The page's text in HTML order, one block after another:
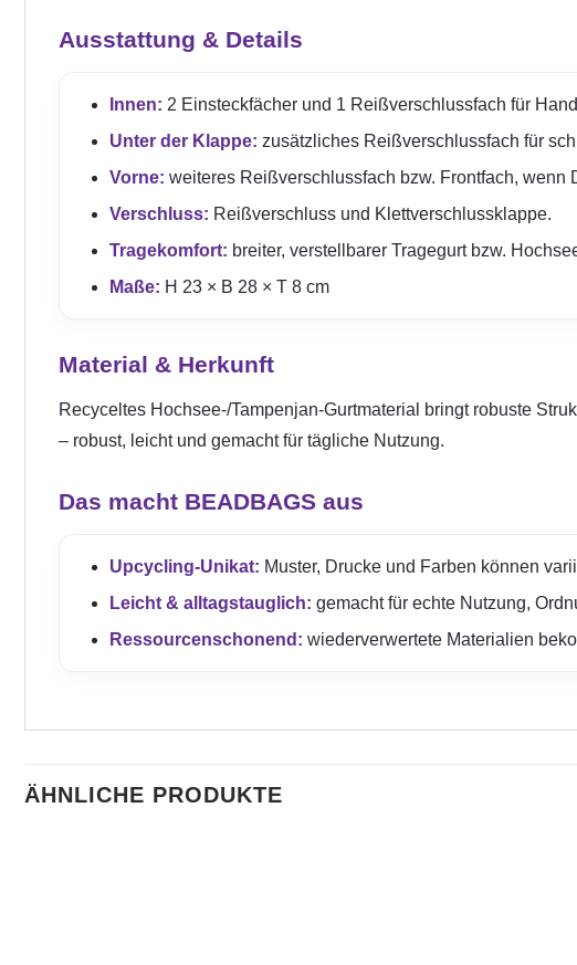
Ausstattung & Details
Innen: 2 Einsteckfächer und 1 Reißverschlussfach für
Unter der Klappe: zusätzliches Reißverschlussfach für
Vorne: weiteres Reißverschlussfach bzw. Frontfach, wenn
Verschluss: Reißverschluss und Klettverschlussklappe.
Tragekomfort: breiter, verstellbarer Tragegurt bzw.
Maße: H 23 × B 28 × T 8 cm
Material & Herkunft
Recyceltes Hochsee-/Tampenjan-Gurtmaterial bringt robuste
– robust, leicht und gemacht für tägliche Nutzung.
Das macht BEADBAGS aus
Upcycling-Unikat: Muster, Drucke und Farben können
Leicht & alltagstauglich: gemacht für echte Nutzung,
Ressourcenschonend: wiederverwertete Materialien
ÄHNLICHE PRODUKTE